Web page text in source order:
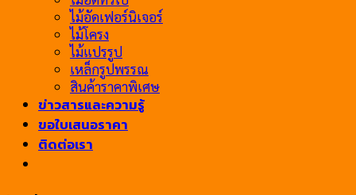
ไม้อัดเฟอร์นิเจอร์
ไม้โครง
ไม้แปรรูป
เหล็กรูปพรรณ
สินค้าราคาพิเศษ
ข่าวสารและความรู้
ขอใบเสนอราคา
ติดต่อเรา